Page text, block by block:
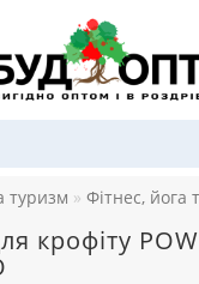
туризм Фітнес, йога
крофіту